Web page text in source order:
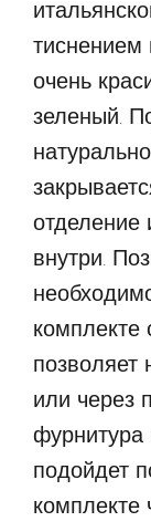
тиснением
очень
зеленый.
отделение
внутри.
позволяет
или через
фурнитура
подойдет
комплекте